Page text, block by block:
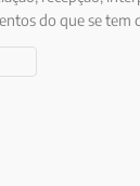
do que se tem
dedicado a
seus capítulos